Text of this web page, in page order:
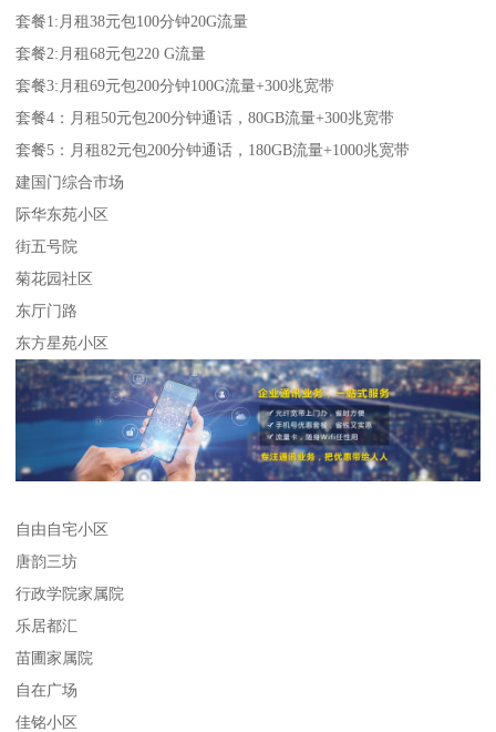
套餐1:月租38元包100分钟20G流量
套餐2:月租68元包220 G流量
套餐3:月租69元包200分钟100G流量+300兆宽带
套餐4：月租50元包200分钟通话，80GB流量+300兆宽带
套餐5：月租82元包200分钟通话，180GB流量+1000兆宽带
建国门综合市场
际华东苑小区
街五号院
菊花园社区
东厅门路
东方星苑小区
自由自宅小区
唐韵三坊
行政学院家属院
乐居都汇
苗圃家属院
自在广场
佳铭小区